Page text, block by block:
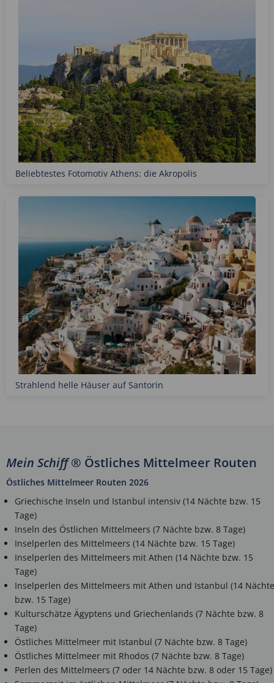
Beliebtestes Fotomotiv Athens: die Akropolis
Strahlend helle Häuser auf Santorin
Mein Schiff® Östliches Mittelmeer Routen
Östliches Mittelmeer Routen 2026
Griechische Inseln und Istanbul intensiv (14 Nächte bzw. 15
Tage)
Inseln des Östlichen Mittelmeers (7 Nächte bzw. 8 Tage)
Inselperlen des Mittelmeers (14 Nächte bzw. 15 Tage)
Inselperlen des Mittelmeers mit Athen (14 Nächte bzw. 15
Tage)
Inselperlen des Mittelmeers mit Athen und Istanbul (14 Nächte
bzw. 15 Tage)
Kulturschätze Ägyptens und Griechenlands (7 Nächte bzw. 8
Tage)
Östliches Mittelmeer mit Istanbul (7 Nächte bzw. 8 Tage)
Östliches Mittelmeer mit Rhodos (7 Nächte bzw. 8 Tage)
Perlen des Mittelmeers (7 oder 14 Nächte bzw. 8 oder 15 Tage)